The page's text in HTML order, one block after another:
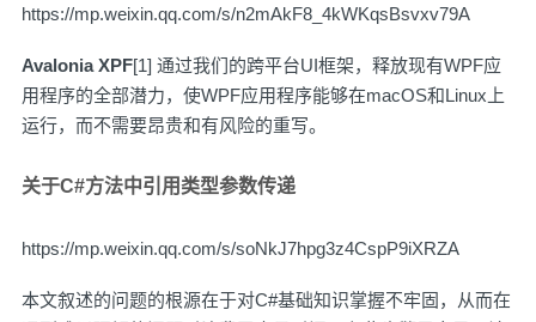
https://mp.weixin.qq.com/s/n2mAkF8_4kWKqsBsvxv79A
Avalonia XPF[1] 通过我们的跨平台UI框架，释放现有WPF应
用程序的全部潜力，使WPF应用程序能够在macOS和Linux上
运行，而不需要昂贵和有风险的重写。
关于C#方法中引用类型参数传递
https://mp.weixin.qq.com/s/soNkJ7hpg3z4CspP9iXRZA
本文叙述的问题的根源在于对C#基础知识掌握不牢固，从而在